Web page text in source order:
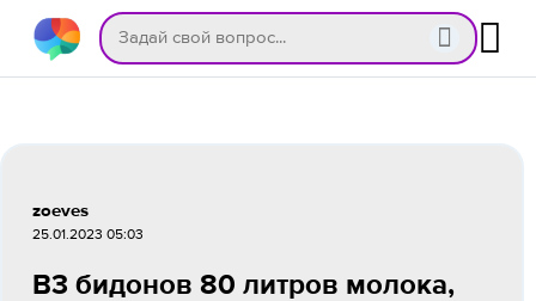
zoeves
25.01.2023 05:03
В3 бидонов 80 литров молока,